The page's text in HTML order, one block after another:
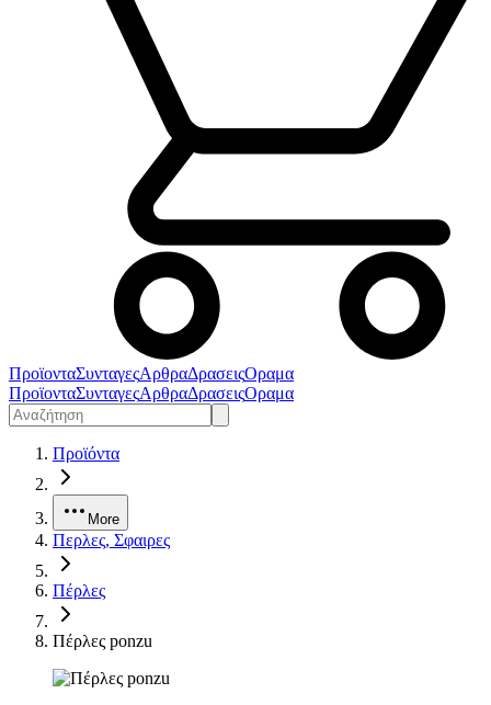
ΠροϊονταΣυνταγεςΑρθραΔρασειςΟραμα
ΠροϊονταΣυνταγεςΑρθραΔρασειςΟραμα
Προϊόντα
More
Περλες, Σφαιρες
Πέρλες
Πέρλες ponzu